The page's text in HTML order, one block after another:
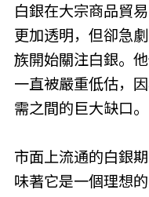
白銀在大宗商品貿
更加透明，但卻急
族開始關注白銀。
一直被嚴重低估，
需之間的巨大缺口。
市面上流通的白銀
味著它是一個理想